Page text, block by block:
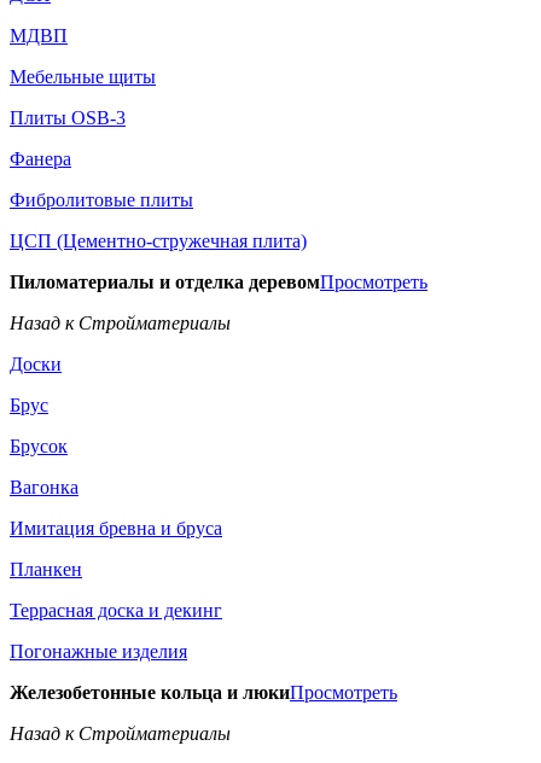
МДВП
Мебельные щиты
Плиты OSB-3
Фанера
Фибролитовые плиты
ЦСП (Цементно-стружечная плита)
Пиломатериалы и отделка деревомПросмотреть
Назад к Стройматериалы
Доски
Брус
Брусок
Вагонка
Имитация бревна и бруса
Планкен
Террасная доска и декинг
Погонажные изделия
Железобетонные кольца и люкиПросмотреть
Назад к Стройматериалы